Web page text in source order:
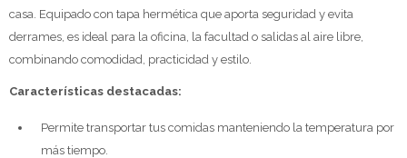
casa. Equipado con tapa hermética que aporta seguridad y evita
derrames, es ideal para la oficina, la facultad o salidas al aire libre,
combinando comodidad, practicidad y estilo.
Características destacadas:
Permite transportar tus comidas manteniendo la temperatura por
más tiempo.